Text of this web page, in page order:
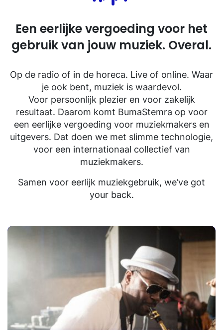
Een eerlijke vergoeding voor het
gebruik van jouw muziek. Overal.
Op de radio of in de horeca. Live of online. Waar
je ook bent, muziek is waardevol.
Voor persoonlijk plezier en voor zakelijk
resultaat. Daarom komt BumaStemra op voor
een eerlijke vergoeding voor muziekmakers en
uitgevers. Dat doen we met slimme technologie,
voor een internationaal collectief van
muziekmakers.
Samen voor eerlijk muziekgebruik, we’ve got
your back.